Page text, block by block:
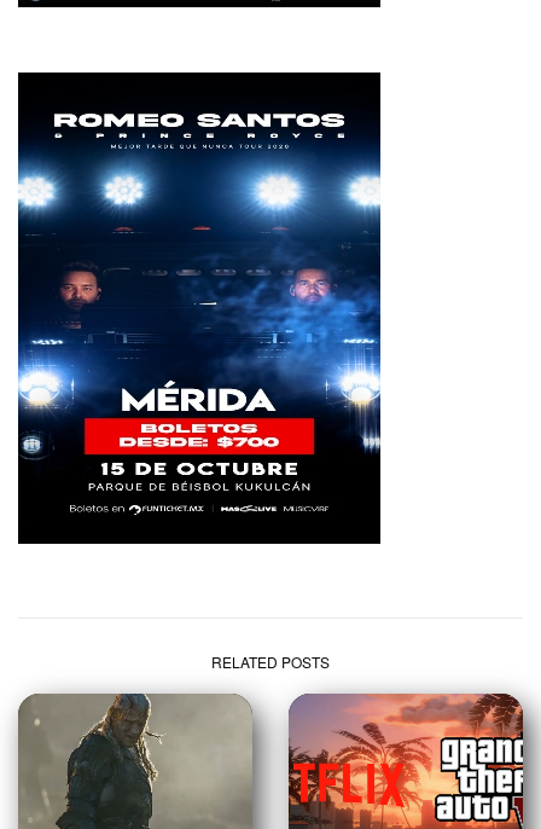
RELATED POSTS